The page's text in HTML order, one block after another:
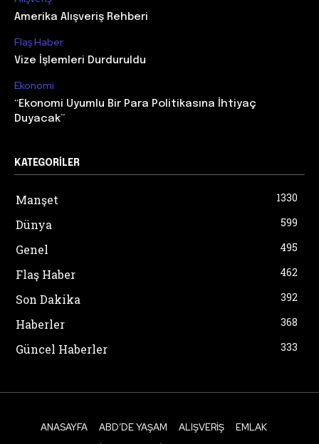
Amerika Alışveriş Rehberi
Flaş Haber
Vize İşlemleri Durduruldu
Ekonomi
“Ekonomi Uyumlu Bir Para Politikasına İhtiyaç
Duyacak”
KATEGORILER
Manşet 1330
Dünya 599
Genel 495
Flaş Haber 462
Son Dakika 392
Haberler 368
Güncel Haberler 333
ANASAYFA ABD’DE YAŞAM ALIŞVERIŞ
EMLAK